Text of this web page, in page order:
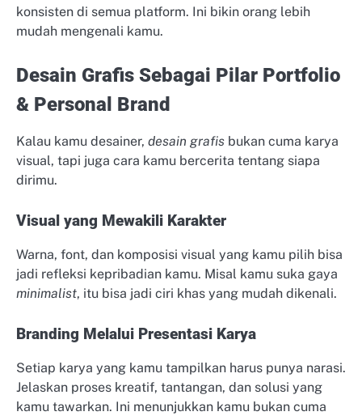
konsisten di semua platform. Ini bikin orang lebih
mudah mengenali kamu.
Desain Grafis Sebagai Pilar Portfolio
& Personal Brand
Kalau kamu desainer, desain grafis bukan cuma karya
visual, tapi juga cara kamu bercerita tentang siapa
dirimu.
Visual yang Mewakili Karakter
Warna, font, dan komposisi visual yang kamu pilih bisa
jadi refleksi kepribadian kamu. Misal kamu suka gaya
minimalist, itu bisa jadi ciri khas yang mudah dikenali.
Branding Melalui Presentasi Karya
Setiap karya yang kamu tampilkan harus punya narasi.
Jelaskan proses kreatif, tantangan, dan solusi yang
kamu tawarkan. Ini menunjukkan kamu bukan cuma